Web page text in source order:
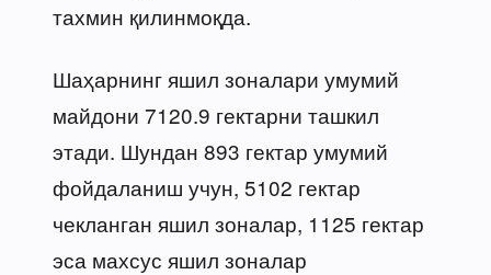
тахмин қилинмоқда.
Шаҳарнинг яшил зоналари умумий
майдони 7120.9 гектарни ташкил
этади. Шундан 893 гектар умумий
фойдаланиш учун, 5102 гектар
чекланган яшил зоналар, 1125 гектар
эса махсус яшил зоналар